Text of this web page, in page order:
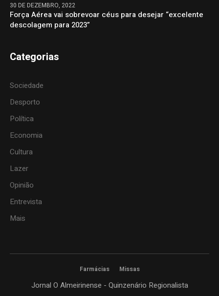
30 DE DEZEMBRO, 2022
Força Aérea vai sobrevoar céus para desejar “excelente
descolagem para 2023”
Categorias
Sociedade
Desporto
Política
Economia
Cultura
Lazer
Opinião
Entrevista
Mais
Farmácias Missas
Jornal O Almeirinense - Quinzenário Regionalista